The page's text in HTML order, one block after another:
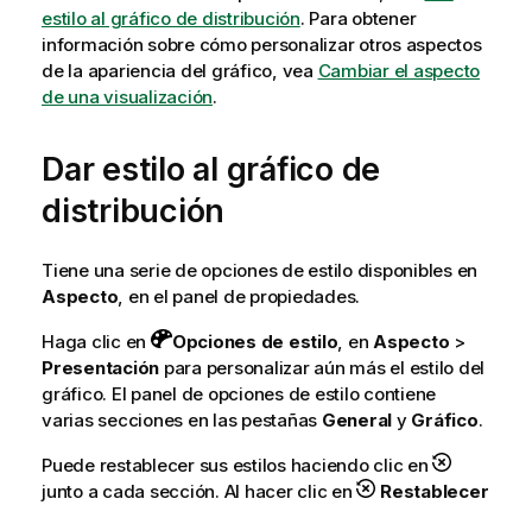
estilo al gráfico de distribución. Para obtener
información sobre cómo personalizar otros aspectos
de la apariencia del gráfico, vea Cambiar el aspecto
de una visualización.
Dar estilo al gráfico de
distribución
Tiene una serie de opciones de estilo disponibles en
Aspecto, en el panel de propiedades.
Haga clic en
Opciones de estilo, en Aspecto >
Presentación para personalizar aún más el estilo del
gráfico. El panel de opciones de estilo contiene
varias secciones en las pestañas General y Gráfico.
Puede restablecer sus estilos haciendo clic en
junto a cada sección. Al hacer clic en
Restablecer